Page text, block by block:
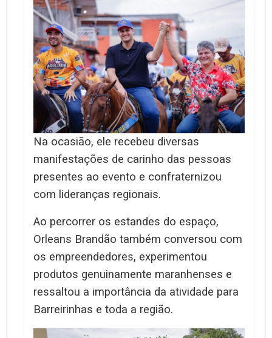
Na ocasião, ele recebeu diversas
manifestações de carinho das pessoas
presentes ao evento e confraternizou
com lideranças regionais.
Ao percorrer os estandes do espaço,
Orleans Brandão também conversou com
os empreendedores, experimentou
produtos genuinamente maranhenses e
ressaltou a importância da atividade para
Barreirinhas e toda a região.